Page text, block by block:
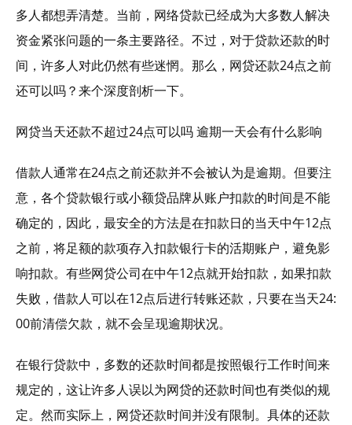
多人都想弄清楚。当前，网络贷款已经成为大多数人解决
资金紧张问题的一条主要路径。不过，对于贷款还款的时
间，许多人对此仍然有些迷惘。那么，网贷还款24点之前
还可以吗？来个深度剖析一下。
网贷当天还款不超过24点可以吗 逾期一天会有什么影响
借款人通常在24点之前还款并不会被认为是逾期。但要注
意，各个贷款银行或小额贷品牌从账户扣款的时间是不能
确定的，因此，最安全的方法是在扣款日的当天中午12点
之前，将足额的款项存入扣款银行卡的活期账户，避免影
响扣款。有些网贷公司在中午12点就开始扣款，如果扣款
失败，借款人可以在12点后进行转账还款，只要在当天24:
00前清偿欠款，就不会呈现逾期状况。
在银行贷款中，多数的还款时间都是按照银行工作时间来
规定的，这让许多人误以为网贷的还款时间也有类似的规
定。然而实际上，网贷还款时间并没有限制。具体的还款